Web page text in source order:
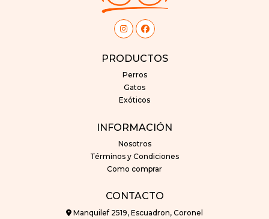
PRODUCTOS
Perros
Gatos
Exóticos
INFORMACIÓN
Nosotros
Términos y Condiciones
Como comprar
CONTACTO
Manquilef 2519, Escuadron, Coronel